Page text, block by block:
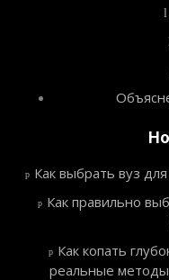
Как выбрать вуз
Как правильно
Как копать
реальные